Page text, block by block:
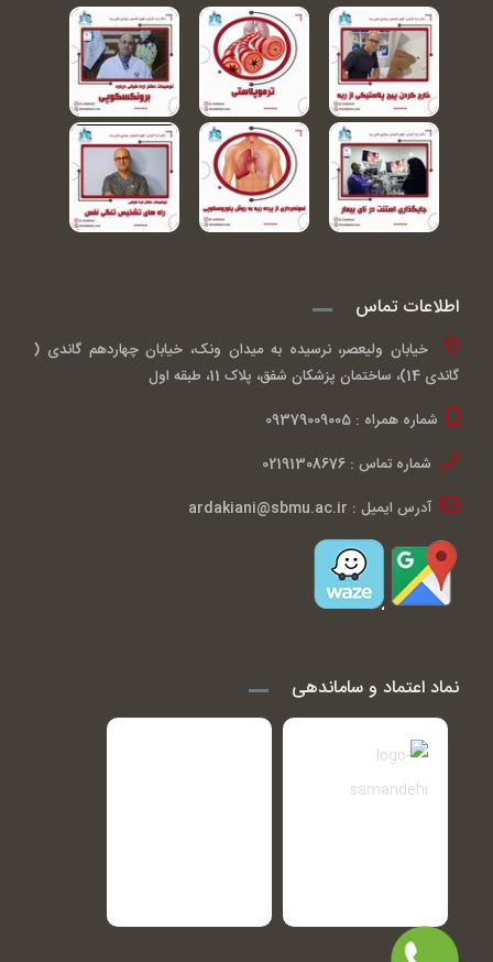
اطلاعات تماس
خیابان ولیعصر، نرسیده به میدان ونک، خیابان چهاردهم گاندی (
گاندی 14)، ساختمان پزشکان شفق، پلاک 11، طبقه اول
شماره همراه : 09379009005
شماره تماس : 02191308676
آدرس ایمیل : ardakiani@sbmu.ac.ir
نماد اعتماد و ساماندهی